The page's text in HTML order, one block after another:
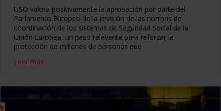
USO valora positivamente la aprobación por parte del
Parlamento Europeo de la revisión de las normas de
coordinación de los sistemas de Seguridad Social de la
Unión Europea, un paso relevante para reforzar la
protección de millones de personas que
Leer más